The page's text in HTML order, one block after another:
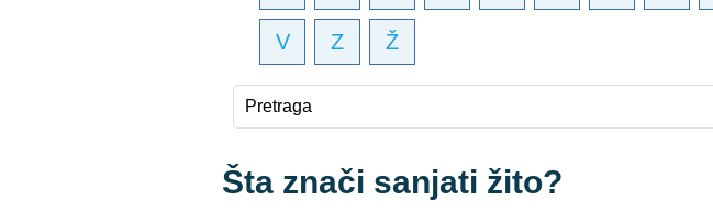
V Z Ž
Šta znači sanjati žito?